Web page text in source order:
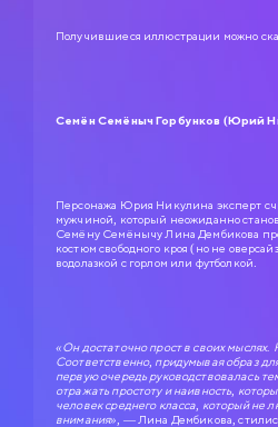
Получившиеся иллюстрации можно
Семён Семёныч Горбунков (Юрий
Персонажа Юрия Никулина эксперт
мужчиной, который неожиданно
Семёну Семёнычу Лина Дембикова
костюм свободного кроя (но не
водолазкой с горлом или футболкой.
«Он достаточно прост в своих мыслях.
Соответственно, придумывая образ
первую очередь руководствовалась
отражать простоту и наивность,
человек среднего класса, который не
внимания», — Лина Дембикова,